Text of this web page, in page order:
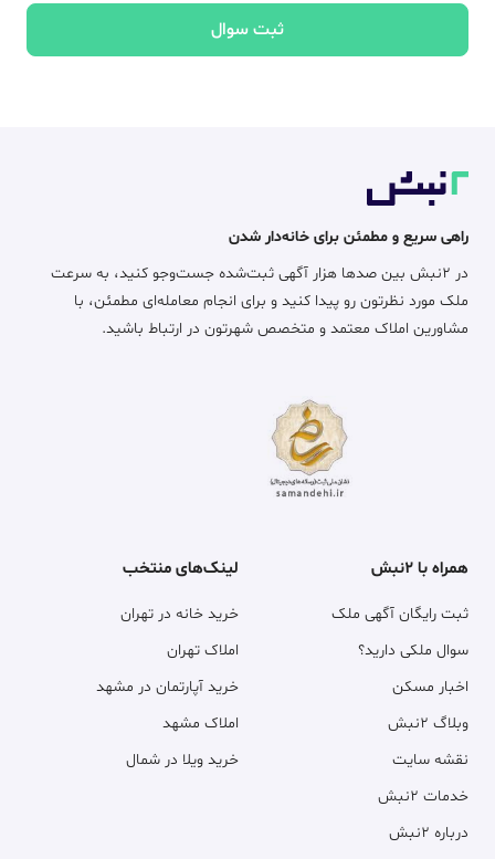
ثبت سوال
راهی سریع و مطمئن برای خانه‌دار شدن
در ۲نبش بین صدها هزار آگهی ثبت‌شده جست‌وجو کنید، به سرعت
ملک مورد نظرتون رو پیدا کنید و برای انجام معامله‌ای مطمئن، با
مشاورین املاک معتمد و متخصص شهرتون در ارتباط باشید.
همراه با ۲نبش
ثبت رایگان آگهی ملک
سوال ملکی دارید؟
اخبار مسکن
وبلاگ ۲نبش
نقشه سایت
خدمات ۲نبش
درباره ۲نبش
لینک‌های منتخب
خرید خانه در تهران
املاک تهران
خرید آپارتمان در مشهد
املاک مشهد
خرید ویلا در شمال